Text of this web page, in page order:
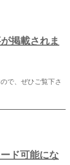
掲載されま
で、ぜひご覧下さ
ド可能にな